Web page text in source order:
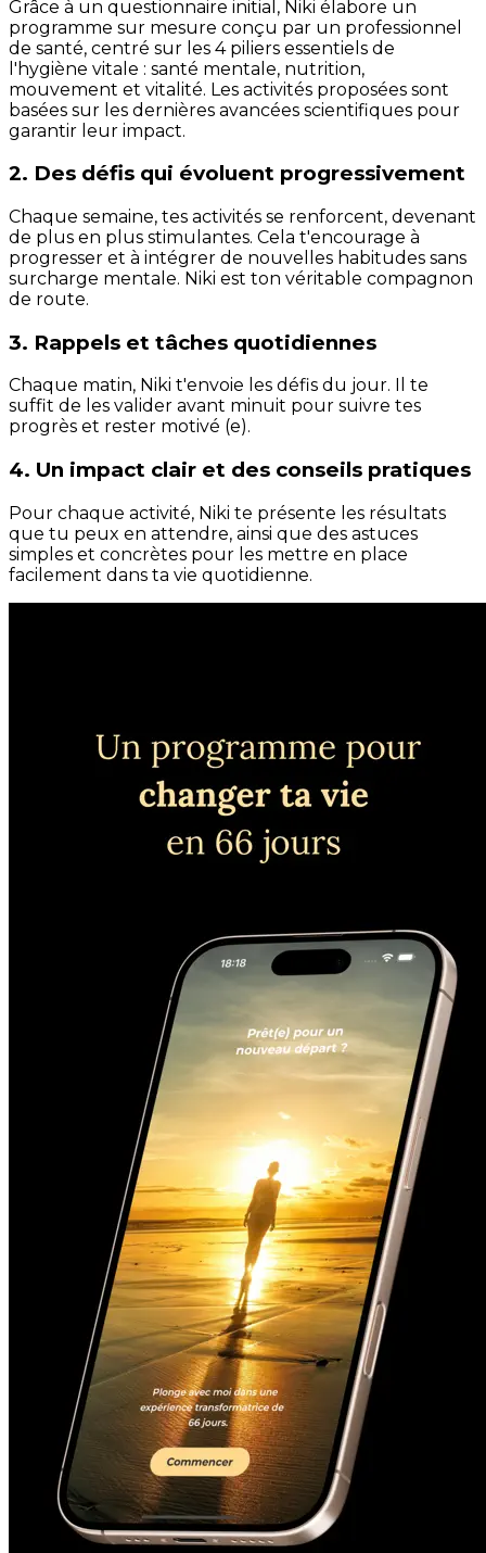
Grâce à un questionnaire initial, Niki élabore un
programme sur mesure conçu par un professionnel
de santé, centré sur les 4 piliers essentiels de
l'hygiène vitale : santé mentale, nutrition,
mouvement et vitalité. Les activités proposées sont
basées sur les dernières avancées scientifiques pour
garantir leur impact.
2. Des défis qui évoluent progressivement
Chaque semaine, tes activités se renforcent, devenant
de plus en plus stimulantes. Cela t'encourage à
progresser et à intégrer de nouvelles habitudes sans
surcharge mentale. Niki est ton véritable compagnon
de route.
3. Rappels et tâches quotidiennes
Chaque matin, Niki t'envoie les défis du jour. Il te
suffit de les valider avant minuit pour suivre tes
progrès et rester motivé (e).
4. Un impact clair et des conseils pratiques
Pour chaque activité, Niki te présente les résultats
que tu peux en attendre, ainsi que des astuces
simples et concrètes pour les mettre en place
facilement dans ta vie quotidienne.